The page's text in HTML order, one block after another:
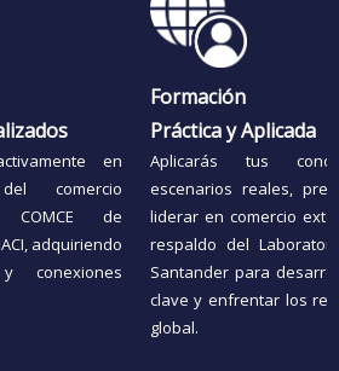
en
comercio
COMCE de
adquiriendo
conexiones
Formación
Práctica y Aplicada
Aplicarás tus
escenarios reales,
liderar en comercio
respaldo del
Santander para
clave y enfrentar los
global.